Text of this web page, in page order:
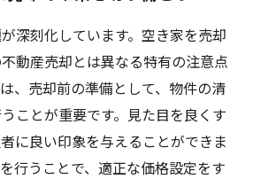
深刻化しています。空き家を売却
動産売却とは異なる特有の注意点
、売却前の準備として、物件の清
ことが重要です。見た目を良くす
に良い印象を与えることができま
行うことで、適正な価格設定をす